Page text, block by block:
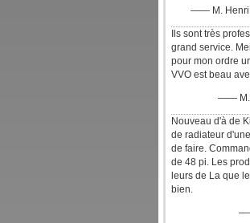
—— M. Henri
Ils sont très
grand service.
pour mon ordre
VVO est beau
—— M.
Nouveau d'à de
de radiateur
de faire.
de 48 pi. Les
leurs de La que
bien.